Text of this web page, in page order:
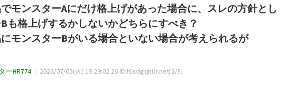
モンスターAにだけ格上げがあった場合に、スレの方針とし
も格上げするかしないかどちらにすべき？
モンスターBがいる場合といない場合が考えられるが
ーHR774 ：2022/07/05(火) 19:29:02.26 ID:f6sdgqhUr.net[2/3]